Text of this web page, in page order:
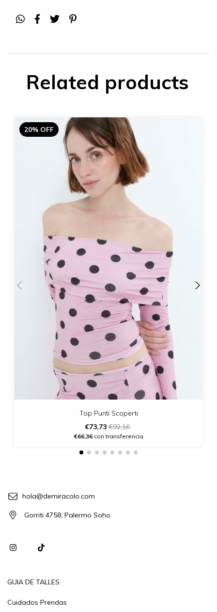
Related products
20% OFF
Top Punti Scoperti
€73,73€92,16
€66,36con transferencia
hola@demiracolo.com
Gorriti 4758, Palermo Soho
GUIA DE TALLES
Cuidados Prendas